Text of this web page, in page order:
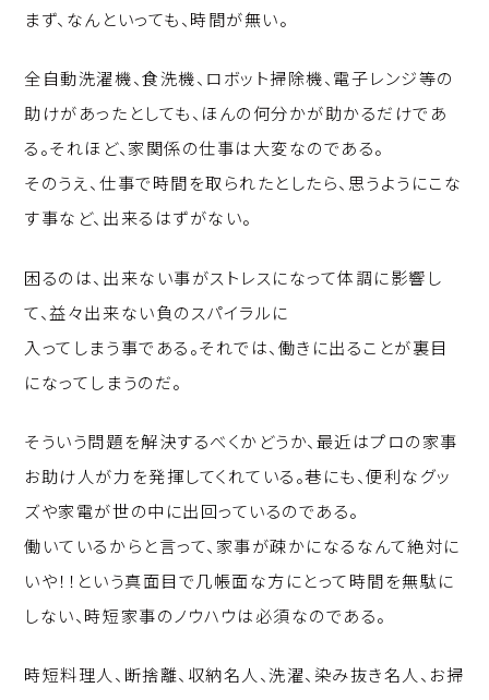
まず、なんといっても、時間が無い。
全自動洗濯機、食洗機、ロボット掃除機、電子レンジ等の
助けがあったとしても、ほんの何分かが助かるだけであ
る。それほど、家関係の仕事は大変なのである。
そのうえ、仕事で時間を取られたとしたら、思うようにこな
す事など、出来るはずがない。
困るのは、出来ない事がストレスになって体調に影響し
て、益々出来ない負のスパイラルに
入ってしまう事である。それでは、働きに出ることが裏目
になってしまうのだ。
そういう問題を解決するべくかどうか、最近はプロの家事
お助け人が力を発揮してくれている。巷にも、便利なグッ
ズや家電が世の中に出回っているのである。
働いているからと言って、家事が疎かになるなんて絶対に
いや！！という真面目で几帳面な方にとって時間を無駄に
しない、時短家事のノウハウは必須なのである。
時短料理人、断捨離、収納名人、洗濯、染み抜き名人、お掃